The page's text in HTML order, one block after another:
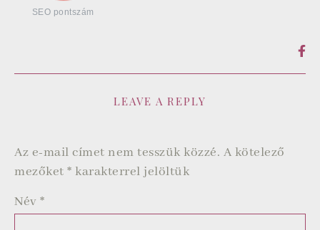
SEO pontszám
LEAVE A REPLY
Az e-mail címet nem tesszük közzé. A kötelező
mezőket * karakterrel jelöltük
Név *